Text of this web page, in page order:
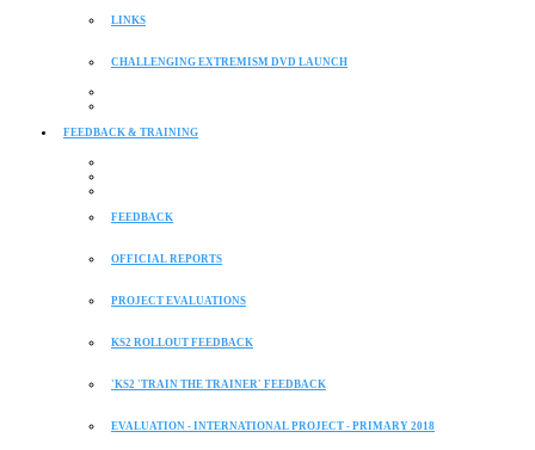
LINKS
CHALLENGING EXTREMISM DVD LAUNCH
FEEDBACK & TRAINING
FEEDBACK
OFFICIAL REPORTS
PROJECT EVALUATIONS
KS2 ROLLOUT FEEDBACK
'KS2 'TRAIN THE TRAINER' FEEDBACK
EVALUATION - INTERNATIONAL PROJECT - PRIMARY 2018